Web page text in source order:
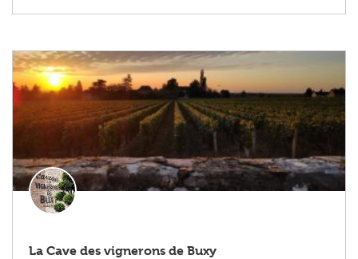
La Cave des vignerons de Buxy